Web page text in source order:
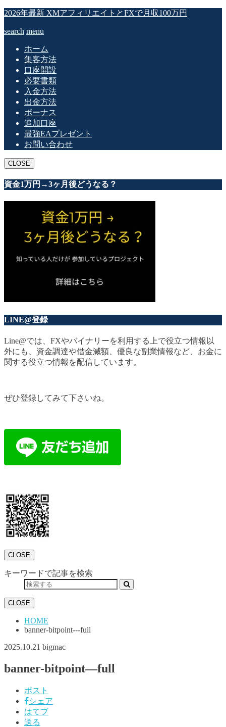
2026年最新 XMアフィリエイトとFXで月収100万円
search menu
ホーム
集客方法
口座開設
必要書類
入金方法
出金方法
ボーナス
追加口座
最強EAプレゼント
お問い合わせ
CLOSE
資金1万円→3ヶ月後どうなる？
LINE@登録
Line@では、FXやバイナリーを利用する上で役立つ情報以
外にも、資金調達や借金減額、優良な副業情報など、お金に
関する役立つ情報を配信しています。
ぜひ登録してみて下さいね。
CLOSE
キーワードで記事を検索
CLOSE
HOME
banner-bitpoint---full
2025.10.21 bigmac
banner-bitpoint—full
ポスト
シェア
はてブ
送る